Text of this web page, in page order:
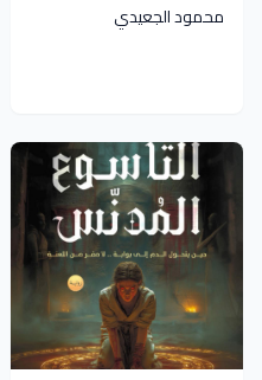
محمود الجعيدي